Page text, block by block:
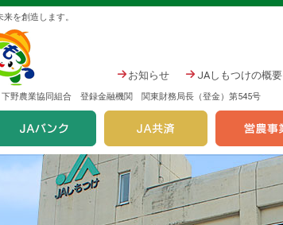
を創造します。
下野農業協同組合 登録金融機関 関東財務局長（登金）第545号
お知らせ JAしもつけの概要